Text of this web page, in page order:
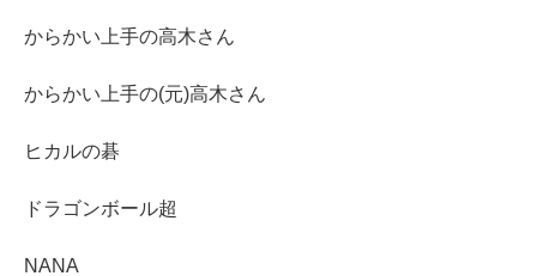
からかい上手の高木さん
からかい上手の(元)高木さん
ヒカルの碁
ドラゴンボール超
NANA